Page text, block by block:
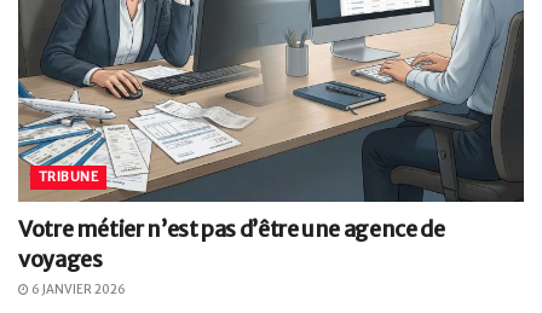
TRIBUNE
Votre métier n’est pas d’être une agence de
voyages
6 JANVIER 2026